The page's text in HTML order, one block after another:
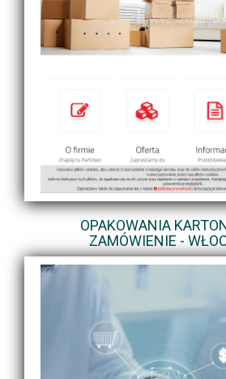
OPAKOWANIA
ZAMÓWIENIE -